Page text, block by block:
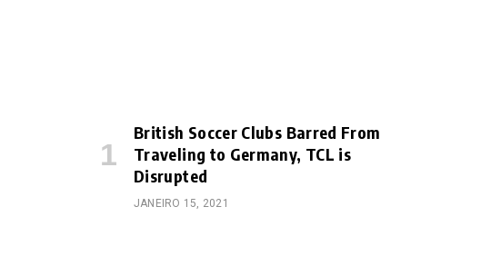
British Soccer Clubs Barred From
Traveling to Germany, TCL is
Disrupted
JANEIRO 15, 2021